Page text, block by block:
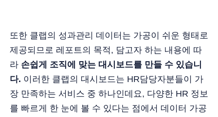
또한 클랩의 성과관리 데이터는 가공이 쉬운 형태로
제공되므로 레포트의 목적, 담고자 하는 내용에 따
라 손쉽게 조직에 맞는 대시보드를 만들 수 있습니
다. 이러한 클랩의 대시보드는 HR담당자분들이 가
장 만족하는 서비스 중 하나인데요, 다양한 HR 정보
를 빠르게 한 눈에 볼 수 있다는 점에서 데이터 가공